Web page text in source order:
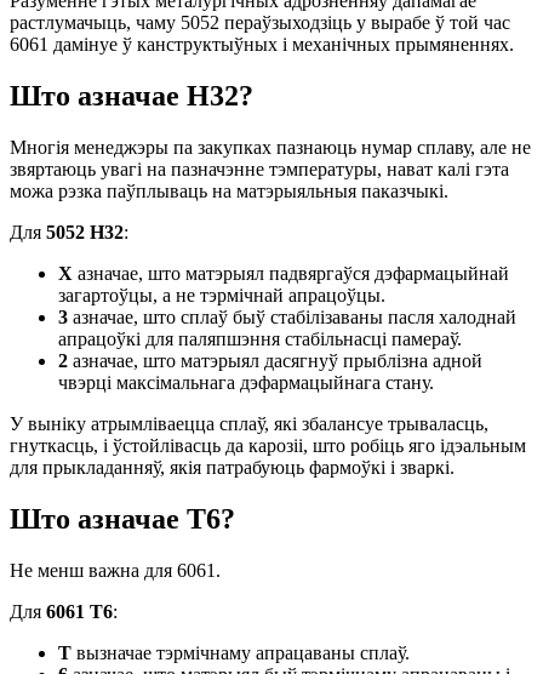
растлумачыць, чаму 5052 пераўзыходзіць у вырабе ў той час
6061 дамінуе ў канструктыўных і механічных прымяненнях.
Што азначае H32?
Многія менеджэры па закупках пазнаюць нумар сплаву, але не
звяртаюць увагі на пазначэнне тэмпературы, нават калі гэта
можа рэзка паўплываць на матэрыяльныя паказчыкі.
Для 5052 H32:
Х азначае, што матэрыял падвяргаўся дэфармацыйнай
загартоўцы, а не тэрмічнай апрацоўцы.
3 азначае, што сплаў быў стабілізаваны пасля халоднай
апрацоўкі для паляпшэння стабільнасці памераў.
2 азначае, што матэрыял дасягнуў прыблізна адной
чвэрці максімальнага дэфармацыйнага стану.
У выніку атрымліваецца сплаў, які збалансуе трываласць,
гнуткасць, і ўстойлівасць да карозіі, што робіць яго ідэальным
для прыкладанняў, якія патрабуюць фармоўкі і зваркі.
Што азначае T6?
Не менш важна для 6061.
Для 6061 Т6:
Т вызначае тэрмічнаму апрацаваны сплаў.